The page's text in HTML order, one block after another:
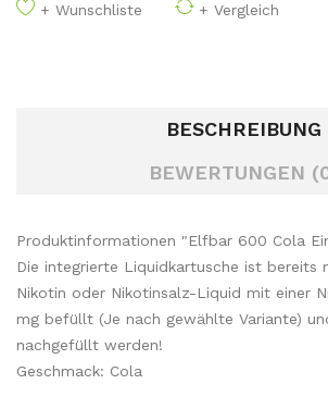
+ Wunschliste + Vergleich
BESCHREIBUNG
BEWERTUNGEN
Produktinformationen "Elfbar 600 Cola
Die integrierte Liquidkartusche ist bereits
Nikotin oder Nikotinsalz-Liquid mit einer
mg befüllt (Je nach gewählte Variante)
nachgefüllt werden!
Geschmack: Cola